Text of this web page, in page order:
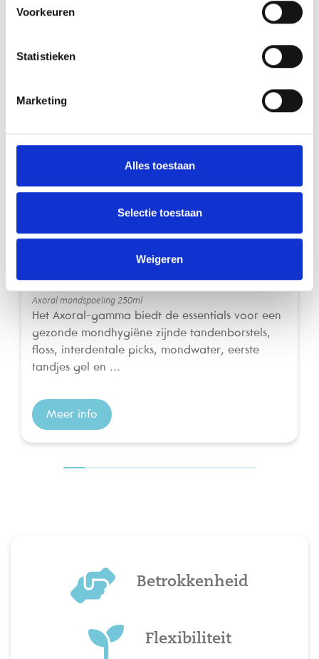
Voorkeuren
Statistieken
Marketing
Alles toestaan
Selectie toestaan
Weigeren
Misschien vind je dit ook leuk
Axoral Mondspoeling
Axoral mondspoeling 250ml
Het Axoral-gamma biedt de essentials voor een
gezonde mondhygiëne zijnde tandenborstels,
floss, interdentale picks, mondwater, eerste
tandjes gel en ...
Meer info
Betrokkenheid
Flexibiliteit